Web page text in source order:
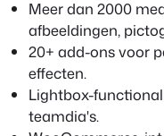
Meer dan 2000
afbeeldingen,
20+ add-ons voor
effecten.
Lightbox-
teamdia's.